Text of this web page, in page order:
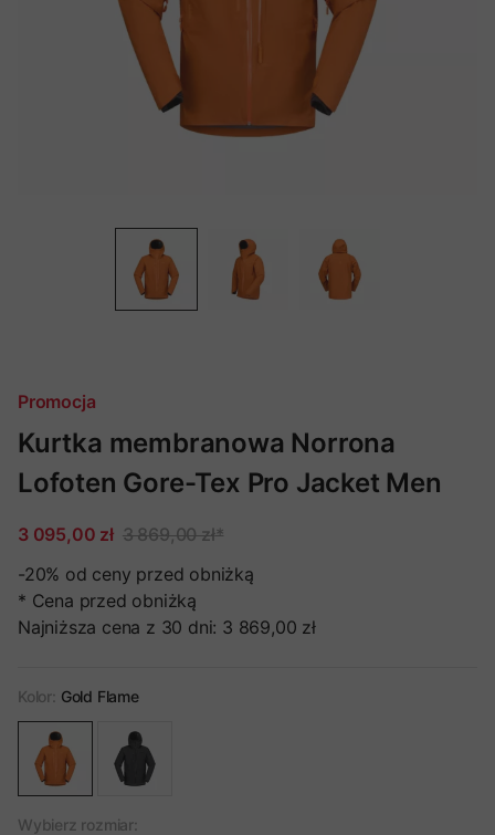
Promocja
Kurtka membranowa Norrona
Lofoten Gore-Tex Pro Jacket Men
3 095,00 zł 3 869,00 zł*
-20% od ceny przed obniżką
* Cena przed obniżką
Najniższa cena z 30 dni: 3 869,00 zł
Kolor: Gold Flame
Wybierz rozmiar: